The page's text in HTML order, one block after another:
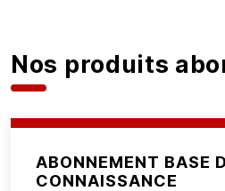
Nos produits
ABONNEMENT BASE
CONNAISSANCE